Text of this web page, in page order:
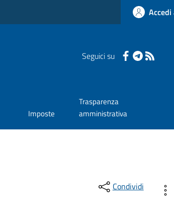
Seguici su
Imposte
Trasparenza
amministrativa
Condividi